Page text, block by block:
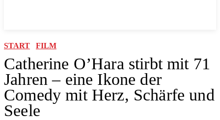
START FILM
Catherine O’Hara stirbt mit 71
Jahren – eine Ikone der
Comedy mit Herz, Schärfe und
Seele